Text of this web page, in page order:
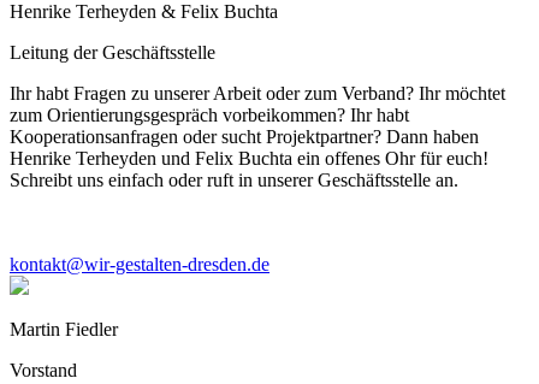
Henrike Terheyden & Felix Buchta
Leitung der Geschäftsstelle
Ihr habt Fragen zu unserer Arbeit oder zum Verband? Ihr möchtet
zum Orientierungsgespräch vorbeikommen? Ihr habt
Kooperationsanfragen oder sucht Projektpartner? Dann haben
Henrike Terheyden und Felix Buchta ein offenes Ohr für euch!
Schreibt uns einfach oder ruft in unserer Geschäftsstelle an.
kontakt@wir-gestalten-dresden.de
Martin Fiedler
Vorstand